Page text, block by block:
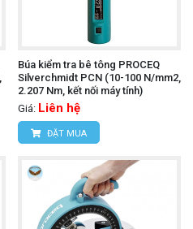
Búa kiểm tra bê tông PROCEQ
Silverchmidt PCN (10-100 N/mm2,
2.207 Nm, kết nối máy tính)
Giá: Liên hệ
ĐẶT MUA